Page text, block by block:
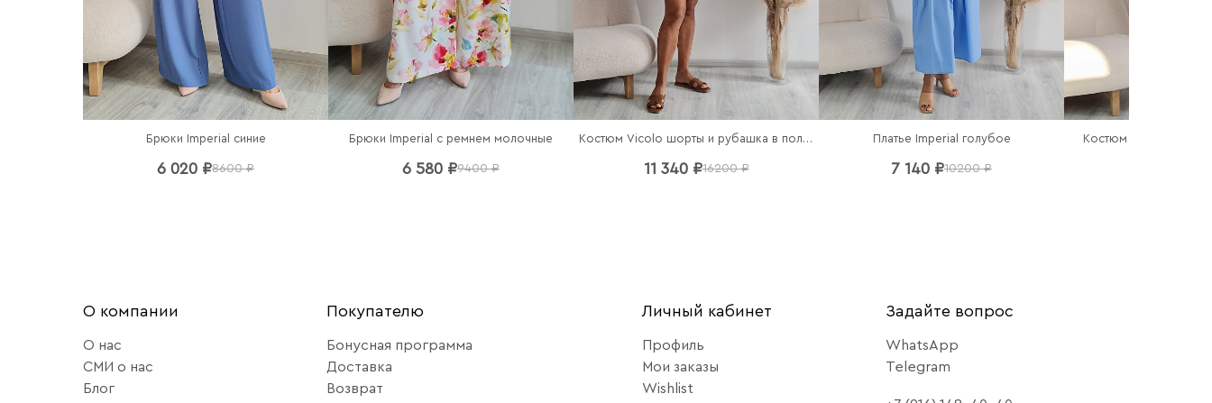
Брюки Imperial синие
6 020 ₽8600 ₽
Брюки Imperial c ремнем молочные
6 580 ₽9400 ₽
Костюм Vicolo шорты и рубашка в полоску
11 340 ₽16200 ₽
Платье Imperial голубое
7 140 ₽10200 ₽
Костюм Imperial топ и
О компании
О нас
СМИ о нас
Блог
Покупателю
Бонусная программа
Доставка
Возврат
Личный кабинет
Профиль
Мои заказы
Wishlist
Задайте вопрос
WhatsApp
Telegram